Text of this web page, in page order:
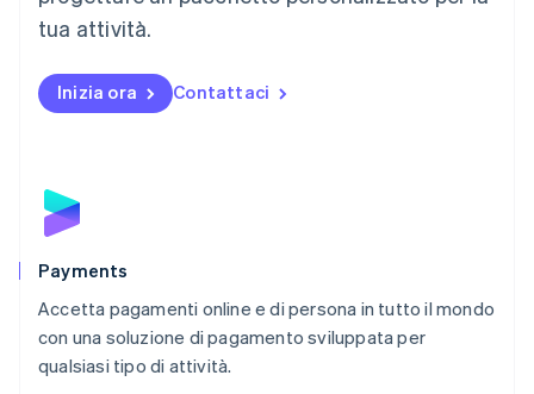
tua attività.
Inizia ora Contattaci
Payments
Accetta pagamenti online e di persona in tutto il mondo
con una soluzione di pagamento sviluppata per
qualsiasi tipo di attività.
Messico
EspañolEnglish
English
Nuova Zelanda
Polonia
English
Português
English简体中文
Regno Unito
English